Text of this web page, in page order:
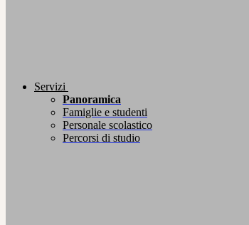
Servizi
Panoramica
Famiglie e studenti
Personale scolastico
Percorsi di studio